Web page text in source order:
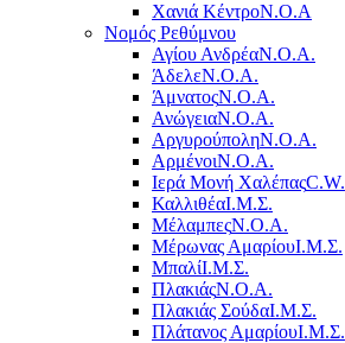
Χανιά ΚέντροN.O.A
Νομός Ρεθύμνου
Αγίου ΑνδρέαΝ.Ο.Α.
ΆδελεΝ.Ο.Α.
ΆμνατοςΝ.Ο.Α.
ΑνώγειαΝ.Ο.Α.
ΑργυρούποληΝ.Ο.Α.
ΑρμένοιΝ.Ο.Α.
Ιερά Μονή ΧαλέπαςC.W.
ΚαλλιθέαΙ.Μ.Σ.
ΜέλαμπεςΝ.Ο.Α.
Μέρωνας ΑμαρίουΙ.Μ.Σ.
ΜπαλίΙ.Μ.Σ.
ΠλακιάςΝ.Ο.Α.
Πλακιάς ΣούδαΙ.Μ.Σ.
Πλάτανος ΑμαρίουΙ.Μ.Σ.